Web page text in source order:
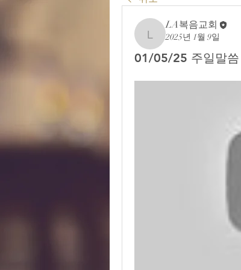
LA복음교회
LA복음교회
2025년 1월 9일
01/05/25 주일말씀